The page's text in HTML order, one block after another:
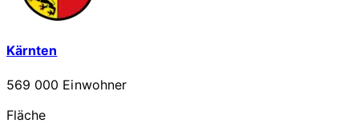
Kärnten
569 000 Einwohner
Fläche